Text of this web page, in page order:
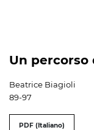
Un percorso
Beatrice Biagioli
89-97
PDF (Italiano)